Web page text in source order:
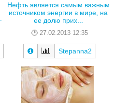
Нефть является самым важным
источником энергии в мире, на
ее долю прих...
27.02.2013 12:35
Stepanna2